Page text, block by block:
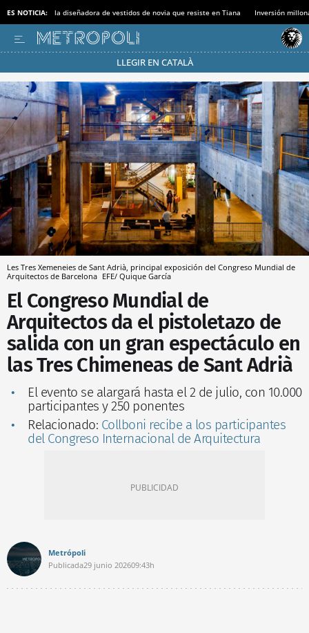
ES NOTICIA: la diseñadora de vestidos de novia que resiste en Tiana Inversión
LLEGIR EN CATALÀ
Pásate al MODO AHORRO
Les Tres Xemeneies de Sant Adrià, principal exposición del Congreso Mundial de
Arquitectos de Barcelona EFE/ Quique García
El Congreso Mundial de
Arquitectos da el pistoletazo de
salida con un gran espectáculo en
las Tres Chimeneas de Sant Adrià
El evento se alargará hasta el 2 de julio, con 10.000
participantes y 250 ponentes
Relacionado: Collboni recibe a los participantes
del Congreso Internacional de Arquitectura
Metrópoli
Publicada29 junio 202609:43h